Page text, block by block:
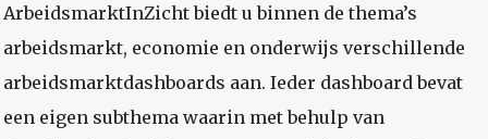
ArbeidsmarktInZicht biedt u binnen de thema’s
arbeidsmarkt, economie en onderwijs verschillende
arbeidsmarktdashboards aan. Ieder dashboard bevat
een eigen subthema waarin met behulp van